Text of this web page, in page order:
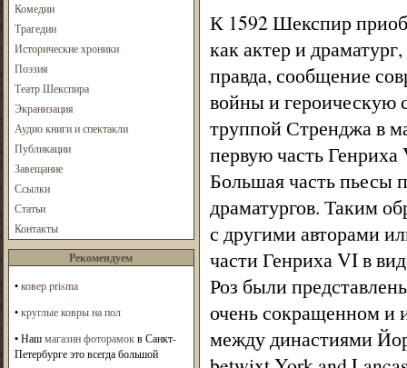
Комедии
Трагедии
Исторические хроники
Поэзия
Театр Шекспира
Экранизация
Аудио книги и спектакли
Публикации
Завещание
Ссылки
Статьи
Контакты
Рекомендуем
•ковер prisma
•круглые ковры на пол
• Нашмагазин фоторамокв Санкт-
Петербурге это всегда большой
К 1592 Шекспир
как актер и
правда, сообщение
войны и героическую
труппой Стренджа в
первую часть
Большая часть пьесы
драматургов. Таким
с другими авторами
части Генриха VI в
Роз были
очень сокращенном и
между династиями